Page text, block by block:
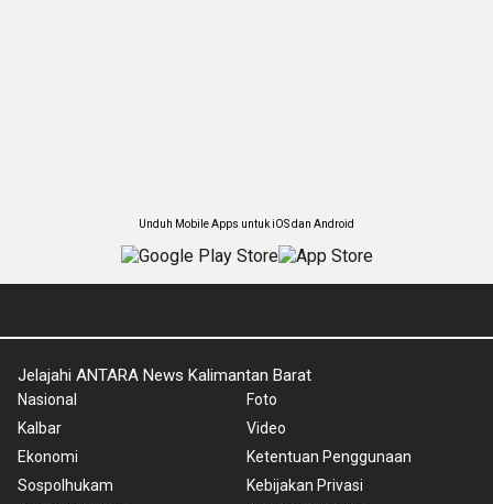
Unduh Mobile Apps untuk iOS dan Android
Jelajahi ANTARA News Kalimantan Barat
Nasional
Kalbar
Ekonomi
Sospolhukam
Foto
Video
Ketentuan Penggunaan
Kebijakan Privasi